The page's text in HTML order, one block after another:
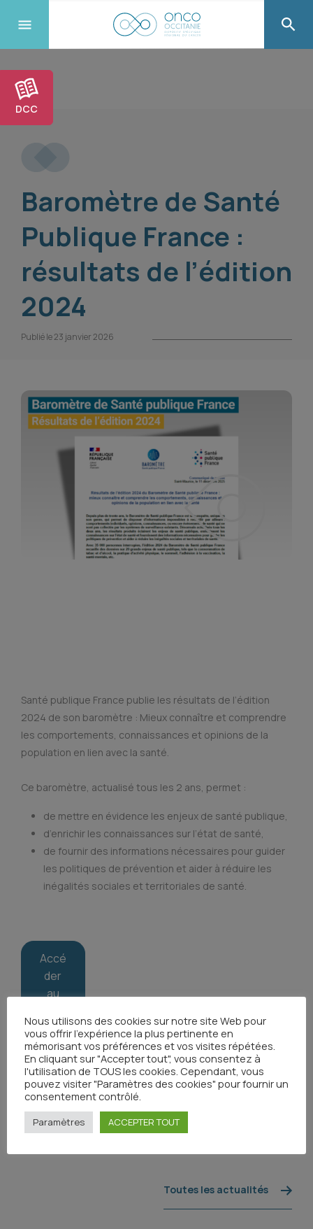
DCC
Baromètre de Santé
Publique France :
résultats de l’édition
2024
Publié le 23 janvier 2026
Santé publique France publie les résultats de l’édition
2024 de son baromètre : Mieux connaître et comprendre
les comportements, connaissances et opinions de la
population en lien avec la santé.
Ce baromètre, actualisé tous les 2 ans, permet :
de mettre en évidence les enjeux de santé publique,
d’enrichir les connaissances sur l’état de santé,
de fournir des informations nécessaires pour guider
les politiques de prévention et aider à réduire les
inégalités sociales et territoriales de santé.
Accé
der
au
mètr
e
Toutes les actualités
Nous utilisons des cookies sur notre site Web pour
vous offrir l'expérience la plus pertinente en
mémorisant vos préférences et vos visites répétées.
En cliquant sur "Accepter tout", vous consentez à
l'utilisation de TOUS les cookies. Cependant, vous
pouvez visiter "Paramètres des cookies" pour fournir un
consentement contrôlé.
Paramètres ACCEPTER TOUT